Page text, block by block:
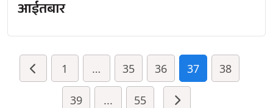
आईतबार
1 … 35 36 37 38
39 ... 55